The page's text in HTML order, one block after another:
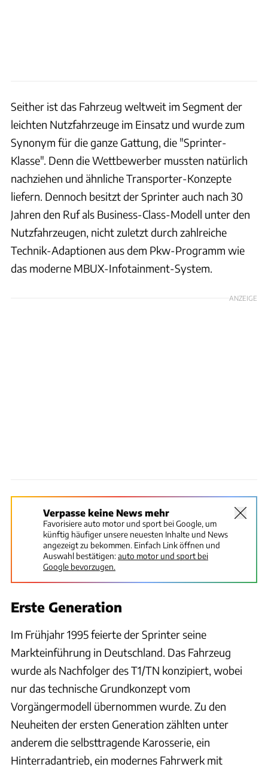
Seither ist das Fahrzeug weltweit im Segment der
leichten Nutzfahrzeuge im Einsatz und wurde zum
Synonym für die ganze Gattung, die "Sprinter-
Klasse". Denn die Wettbewerber mussten natürlich
nachziehen und ähnliche Transporter-Konzepte
liefern. Dennoch besitzt der Sprinter auch nach 30
Jahren den Ruf als Business-Class-Modell unter den
Nutzfahrzeugen, nicht zuletzt durch zahlreiche
Technik-Adaptionen aus dem Pkw-Programm wie
das moderne MBUX-Infotainment-System.
ANZEIGE
Verpasse keine News mehr
Favorisiere auto motor und sport bei Google, um
künftig häufiger unsere neuesten Inhalte und News
angezeigt zu bekommen. Einfach Link öffnen und
Auswahl bestätigen:auto motor und sport bei
Google bevorzugen.
Erste Generation
Im Frühjahr 1995 feierte der Sprinter seine
Markteinführung in Deutschland. Das Fahrzeug
wurde als Nachfolger des T1/TN konzipiert, wobei
nur das technische Grundkonzept vom
Vorgängermodell übernommen wurde. Zu den
Neuheiten der ersten Generation zählten unter
anderem die selbsttragende Karosserie, ein
Hinterradantrieb, ein modernes Fahrwerk mit